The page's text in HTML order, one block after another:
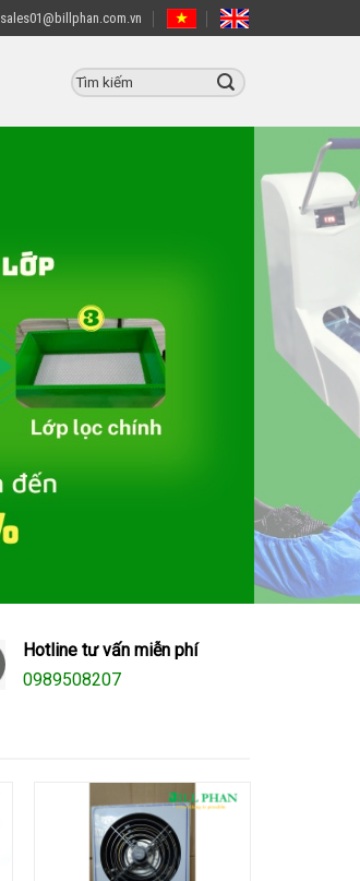
sales01@billphan.com.vn
Hotline tư vấn miễn phí
0989508207